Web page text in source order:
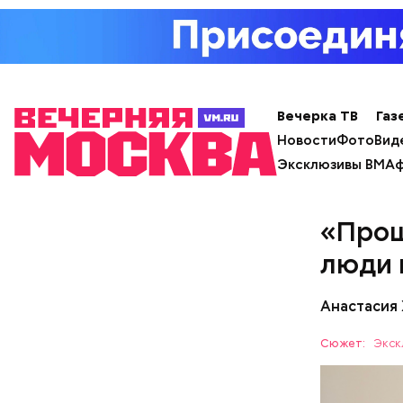
Вечерка ТВ
НовостиФото
Эксклюзивы ВМ
люди
Анастасия
Сюжет:
— В дыне
С одной
помнить,